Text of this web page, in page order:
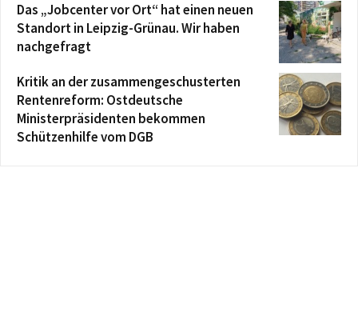
Das „Jobcenter vor Ort“ hat einen neuen
Standort in Leipzig-Grünau. Wir haben
nachgefragt
Kritik an der zusammengeschusterten
Rentenreform: Ostdeutsche
Ministerpräsidenten bekommen
Schützenhilfe vom DGB